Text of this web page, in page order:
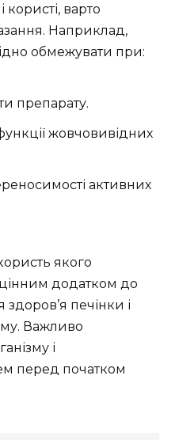
варто
Наприклад,
обмежувати при:
препарату.
жовчовивідних
активних
якого
додатком до
печінки і
Важливо
і
перед початком